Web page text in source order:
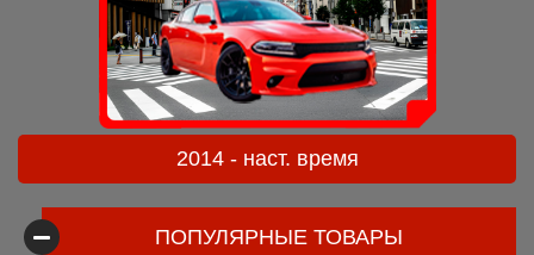
2014 - наст. время
ПОПУЛЯРНЫЕ ТОВАРЫ